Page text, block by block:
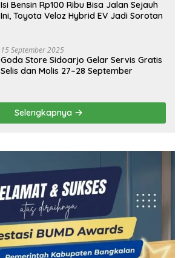
Isi Bensin Rp100 Ribu Bisa Jalan Sejauh
Ini, Toyota Veloz Hybrid EV Jadi Sorotan
15 September 2025
Goda Store Sidoarjo Gelar Servis Gratis
Selis dan Molis 27–28 September
Selengkapnya